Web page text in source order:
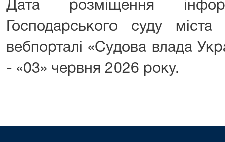
Дата розміщення
Господарського суду
вебпорталі «Судова влада
- «03» червня 2026 року.